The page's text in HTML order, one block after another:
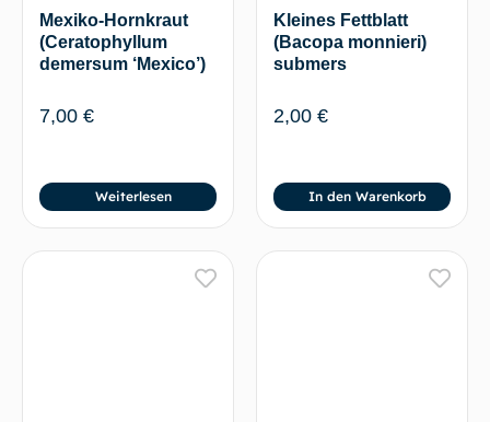
Mexiko-Hornkraut
(Ceratophyllum
demersum ‘Mexico’)
7,00 €
Weiterlesen
Kleines Fettblatt
(Bacopa monnieri)
submers
2,00 €
In den Warenkorb